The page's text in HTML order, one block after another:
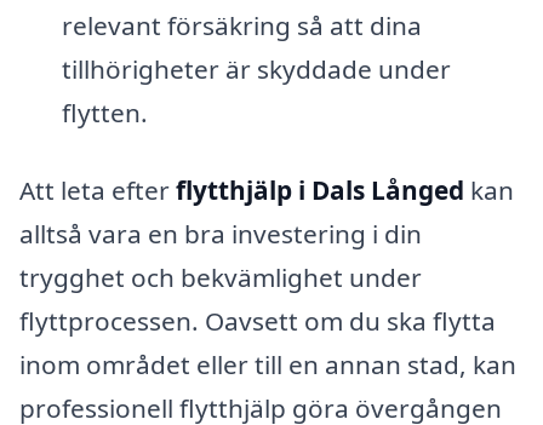
relevant försäkring så att dina
tillhörigheter är skyddade under
flytten.
Att leta efterflytthjälp i Dals Långed kan
alltså vara en bra investering i din
trygghet och bekvämlighet under
flyttprocessen. Oavsett om du ska flytta
inom området eller till en annan stad, kan
professionell flytthjälp göra övergången